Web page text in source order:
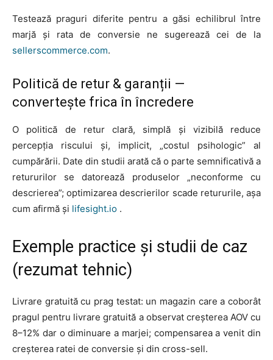
CONTACT
Testează praguri diferite pentru a găsi echilibrul între
marjă și rata de conversie ne sugerează cei de la
sellerscommerce.com.
Politică de retur & garanții —
convertește frica în încredere
O politică de retur clară, simplă și vizibilă reduce
percepția riscului și, implicit, „costul psihologic” al
cumpărării. Date din studii arată că o parte semnificativă a
retururilor se datorează produselor „neconforme cu
descrierea”; optimizarea descrierilor scade retururile, așa
cum afirmă și lifesight.io .
Exemple practice și studii de caz
(rezumat tehnic)
Livrare gratuită cu prag testat: un magazin care a coborât
pragul pentru livrare gratuită a observat creșterea AOV cu
8–12% dar o diminuare a marjei; compensarea a venit din
creșterea ratei de conversie și din cross-sell.